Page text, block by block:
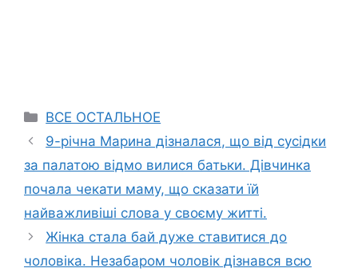
Categories
ВСЕ ОСТАЛЬНОЕ
9-річна Марина дізналася, що від сусідки
за палатою відмо вилися батьки. Дівчинка
почала чекати маму, що сказати їй
найважливіші слова у своєму житті.
Жінка стала бай дуже ставитися до
чоловіка. Незабаром чоловік дізнався всю